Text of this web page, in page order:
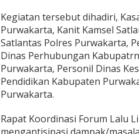
Kegiatan tersebut dihadiri,
Purwakarta, Kanit Kamsel
Satlantas Polres Purwakarta,
Dinas Perhubungan
Purwakarta, Personil Dinas
Pendidikan Kabupaten
Purwakarta.
Rapat Koordinasi Forum Lalu